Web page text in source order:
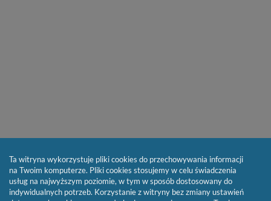
Ta witryna wykorzystuje pliki cookies do przechowywania informacji
na Twoim komputerze. Pliki cookies stosujemy w celu świadczenia
usług na najwyższym poziomie, w tym w sposób dostosowany do
indywidualnych potrzeb. Korzystanie z witryny bez zmiany ustawień